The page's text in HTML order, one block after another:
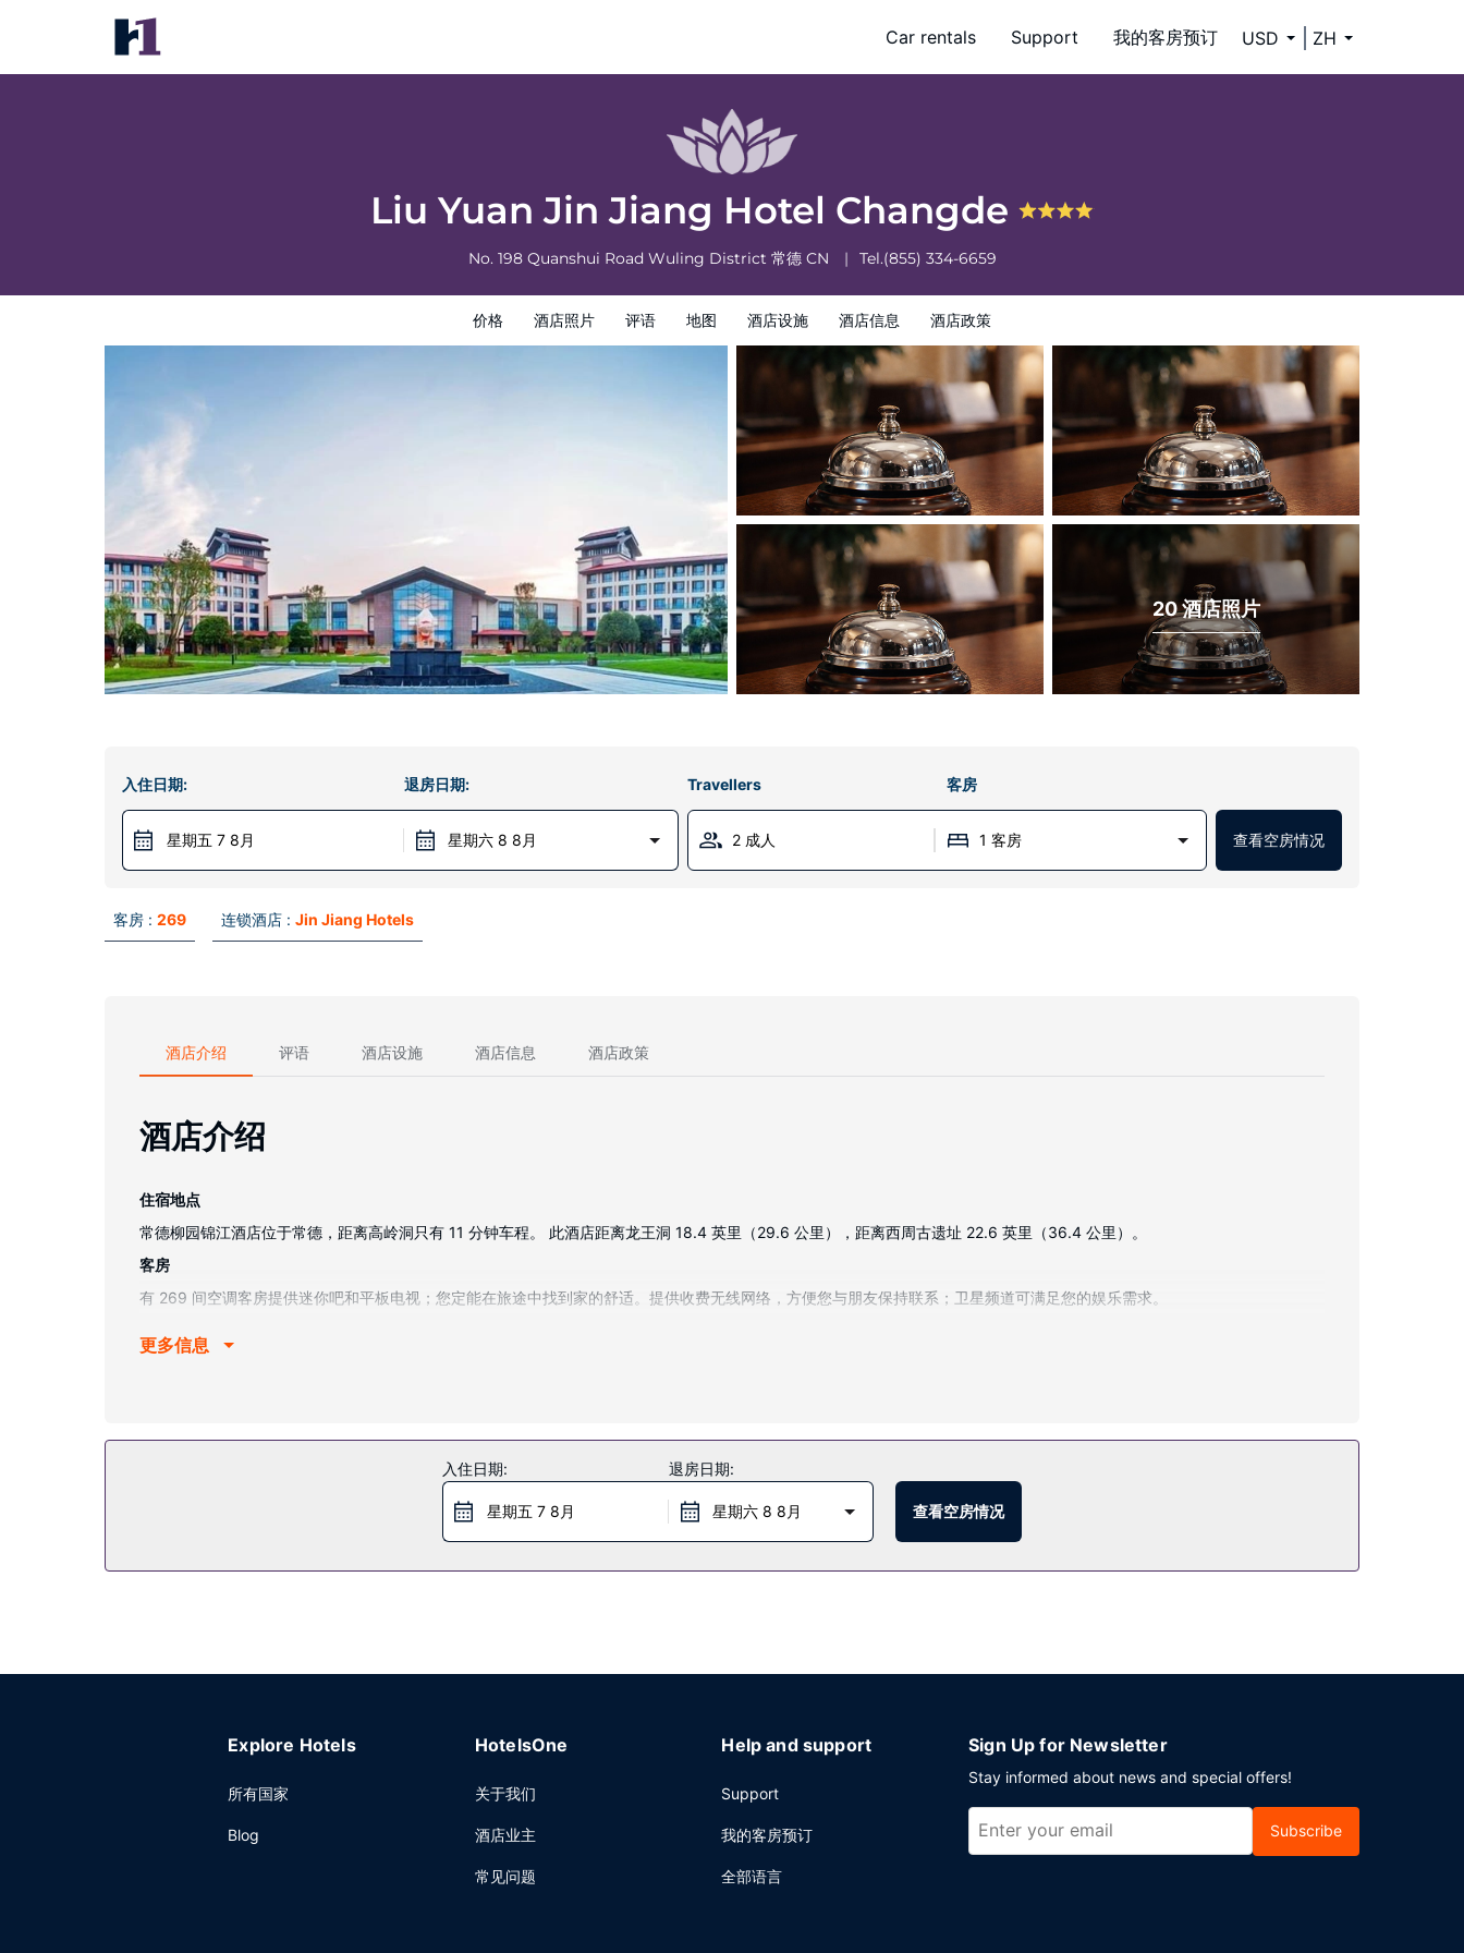
Car rentals Support 我的客房预订 USD ZH
Liu Yuan Jin Jiang Hotel Changde
No. 198 Quanshui Road Wuling District 常德 CN Tel.(855) 334-6659
价格 酒店照片 评语 地图 酒店设施 酒店信息 酒店政策
Liu Yuan Jin Jiang Hotel Changde
价格 酒店照片
20 酒店照片
入住日期:
星期五 7 8月
退房日期:
星期六 8 8月
Travellers 客房
2 成人 1 客房 查看空房情况
客房 : 269 连锁酒店 : Jin Jiang Hotels
酒店介绍 评语 酒店设施 酒店信息 酒店政策
酒店介绍
住宿地点
常德柳园锦江酒店位于常德，距离高岭洞只有 11 分钟车程。 此酒店距离龙王洞 18.4 英里（29.6 公里），距离西周古遗址 22.6 英里（36.4 公里）。
客房
有 269 间空调客房提供迷你吧和平板电视；您定能在旅途中找到家的舒适。提供收费无线网络，方便您与朋友保持联系；卫星频道可满足您的娱乐需求。
更多信息
入住日期:
星期五 7 8月
退房日期:
星期六 8 8月 查看空房情况
Explore Hotels
所有国家
Blog
HotelsOne
关于我们
酒店业主
常见问题
Help and support
Support
我的客房预订
全部语言
Sign Up for Newsletter
Stay informed about news and special offers!
Subscribe